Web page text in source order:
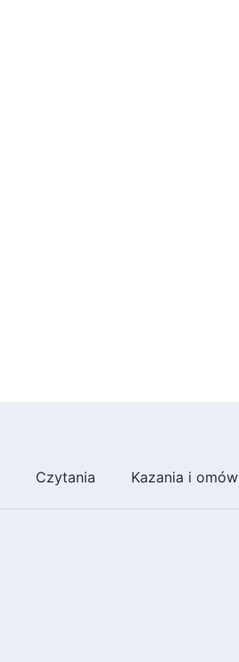
Czytania Kazania i